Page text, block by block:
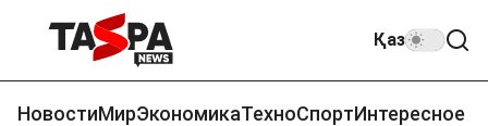
Қаз
НовостиМирЭкономикаТехноСпортИнтересное